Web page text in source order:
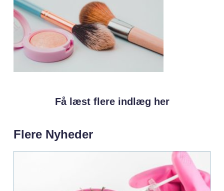
Få læst flere indlæg her
Flere Nyheder